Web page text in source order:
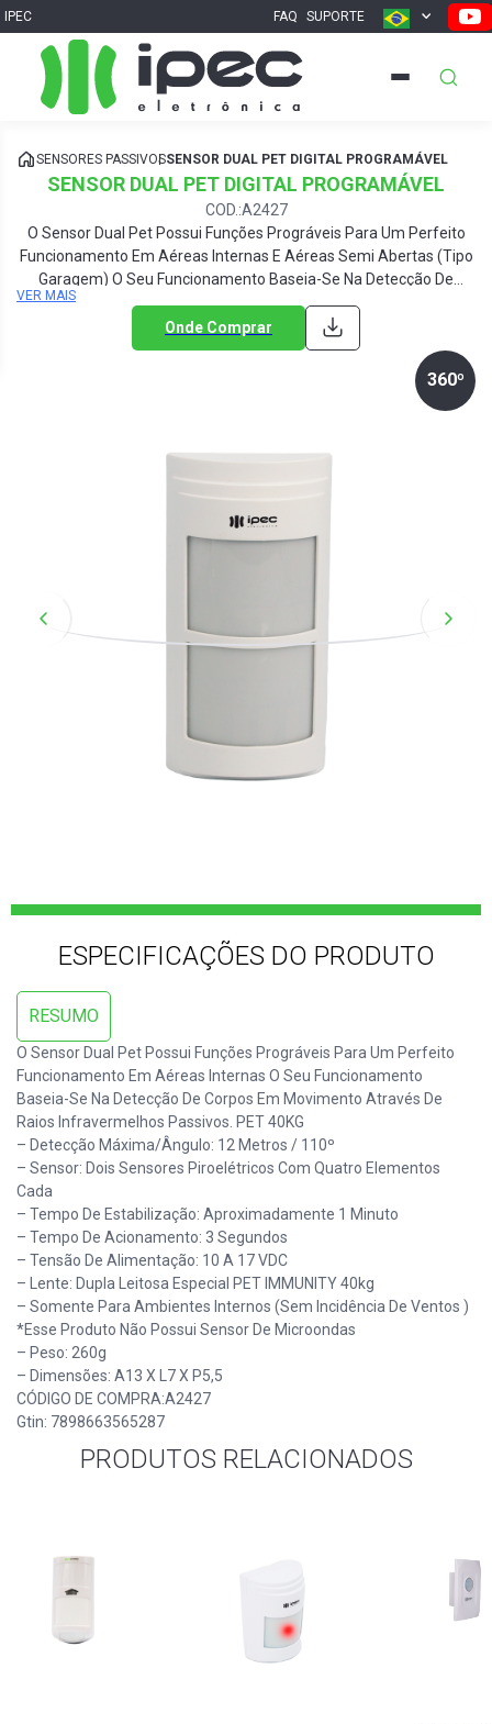
IPEC FAQ SUPORTE
SENSORES PASSIVOSSENSOR DUAL PET DIGITAL PROGRAMÁVEL
SENSOR DUAL PET DIGITAL PROGRAMÁVEL
COD.:A2427
O Sensor Dual Pet Possui Funções Prográveis Para Um Perfeito
Funcionamento Em Aéreas Internas E Aéreas Semi Abertas (tipo
Garagem) O Seu Funcionamento Baseia-Se Na Detecção De
Corpos Em Movimento Através De Raios Infravermelhos Passivos.
PET 40KG
VER MAIS
Onde Comprar
360º
ESPECIFICAÇÕES DO PRODUTO
RESUMO
O Sensor Dual Pet Possui Funções Prográveis Para Um Perfeito
Funcionamento Em Aéreas Internas O Seu Funcionamento
Baseia-Se Na Detecção De Corpos Em Movimento Através De
Raios Infravermelhos Passivos. PET 40KG
– Detecção Máxima/ângulo: 12 Metros / 110º
– Sensor: Dois Sensores Piroelétricos Com Quatro Elementos
Cada
– Tempo De Estabilização: Aproximadamente 1 Minuto
– Tempo De Acionamento: 3 Segundos
– Tensão De Alimentação: 10 A 17 VDC
– Lente: Dupla Leitosa Especial PET IMMUNITY 40kg
– Somente Para Ambientes Internos (sem Incidência De Ventos )
*Esse Produto Não Possui Sensor De Microondas
– Peso: 260g
– Dimensões: A13 X L7 X P5,5
CÓDIGO DE COMPRA:A2427
Gtin: 7898663565287
PRODUTOS RELACIONADOS